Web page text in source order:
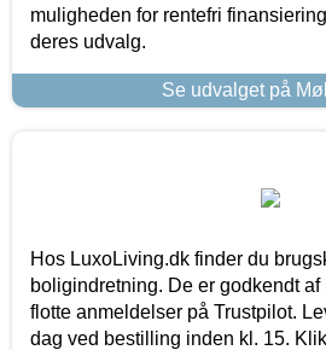
muligheden for rentefri
deres udvalg.
Se udvalget på
Hos LuxoLiving.dk finder du
boligindretning. De er godkendt
flotte anmeldelser på Trustpilot.
dag ved bestilling inden kl. 15.